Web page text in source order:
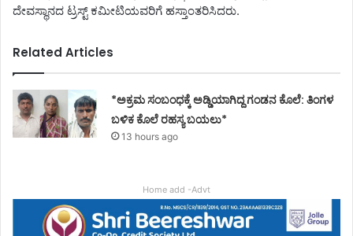
ದೇವಸ್ಥಾನದ ಟ್ರಸ್ಟ್ ಕಮೀಟಿಯವರಿಗೆ ಹಸ್ತಾಂತರಿಸಿದರು.
Related Articles
*ಅಕ್ರಮ ಸಂಬಂಧಕ್ಕೆ ಅಡ್ಡಿಯಾಗಿದ್ದ ಗಂಡನ ಕೊಲೆ: ತಿಂಗಳ
ಬಳಿಕ ಕೊಲೆ ರಹಸ್ಯ ಬಯಲು*
13 hours ago
Home add -Advt